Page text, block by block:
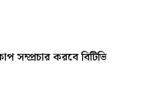
সম্প্রচার করবে বিটিভি